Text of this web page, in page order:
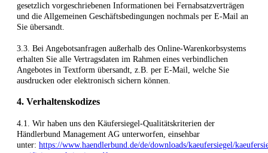
gesetzlich vorgeschriebenen Informationen bei Fernabsatzverträgen
und die Allgemeinen Geschäftsbedingungen nochmals per E-Mail an
Sie übersandt.
3.3. Bei Angebotsanfragen außerhalb des Online-Warenkorbsystems
erhalten Sie alle Vertragsdaten im Rahmen eines verbindlichen
Angebotes in Textform übersandt, z.B. per E-Mail, welche Sie
ausdrucken oder elektronisch sichern können.
4. Verhaltenskodizes
4.1. Wir haben uns den Käufersiegel-Qualitätskriterien der
Händlerbund Management AG unterworfen, einsehbar
unter: https://www.haendlerbund.de/de/downloads/kaeufersiegel/